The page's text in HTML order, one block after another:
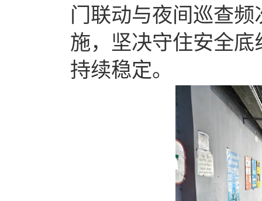
门联动与夜间巡查
施，坚决守住安全底
持续稳定。